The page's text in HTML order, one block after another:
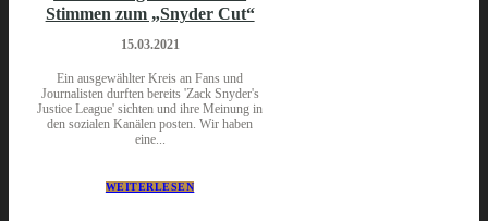
Stimmen zum „Snyder Cut“
15.03.2021
Ein ausgewählter Kreis an Fans und
Journalisten durften bereits 'Zack Snyder's
Justice League' sichten und ihre Meinung in
den sozialen Kanälen posten. Wir haben
eine...
WEITERLESEN